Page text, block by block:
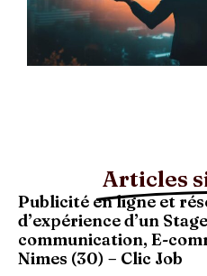
Articles
Publicité en ligne et
d’expérience d’un
communication, E-
Nimes (30) – Clic Job